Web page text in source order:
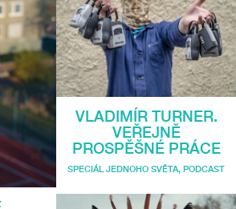
VLADIMÍR TURNER.
VEŘEJNĚ
PROSPĚŠNÉ PRÁCE
SPECIÁL JEDNOHO SVĚTA PODCAST